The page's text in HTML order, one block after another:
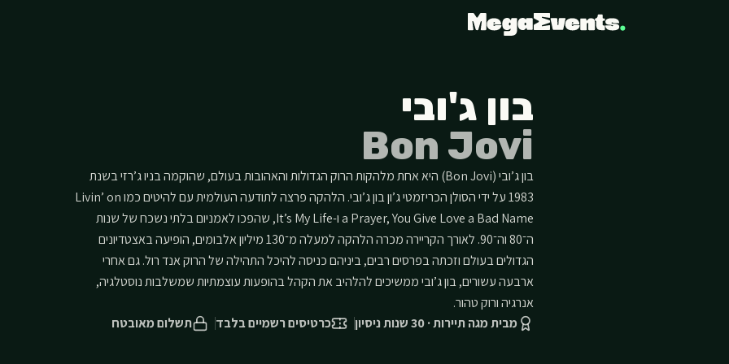
בון ג'ובי
Bon Jovi
מבית מגה תיירות · 30 שנות ניסיון כרטיסים רשמיים בלבד תשלום מאובטח
בון ג’ובי (Bon Jovi) היא אחת מלהקות הרוק הגדולות והאהובות בעולם, שהוקמה בניו ג’רזי בשנת
1983 על ידי הסולן הכריזמטי ג’ון בון ג’ובי. הלהקה פרצה לתודעה העולמית עם להיטים כמו Livin’ on
a Prayer, You Give Love a Bad Name ו-It’s My Life, שהפכו לאמניום בלתי נשכח של שנות
ה־80 וה־90. לאורך הקריירה מכרה הלהקה למעלה מ־130 מיליון אלבומים, הופיעה באצטדיונים
הגדולים בעולם וזכתה בפרסים רבים, ביניהם כניסה להיכל התהילה של הרוק אנד רול. גם אחרי
ארבעה עשורים, בון ג’ובי ממשיכים להלהיב את הקהל בהופעות עוצמתיות שמשלבות נוסטלגיה,
אנרגיה ורוק טהור.